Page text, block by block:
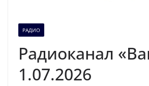
РАДИО
Радиоканал
1.07.2026